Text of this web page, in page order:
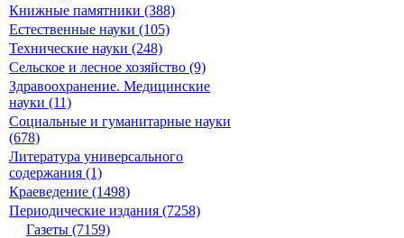
Книжные памятники (388)
Естественные науки (105)
Технические науки (248)
Сельское и лесное хозяйство (9)
Здравоохранение. Медицинские
науки (11)
Социальные и гуманитарные науки
(678)
Литература универсального
содержания (1)
Краеведение (1498)
Периодические издания (7258)
Газеты (7159)